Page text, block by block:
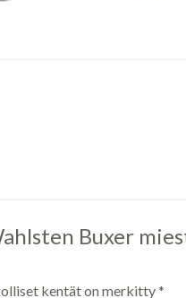
Buxer
kentät on merkitty*